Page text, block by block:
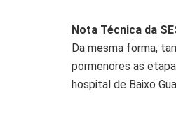
Nota Técnica da
Da mesma forma,
pormenores as
hospital de Baixo